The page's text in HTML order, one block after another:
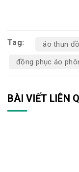
Tag: áo thun
đồng phục áo
BÀI VIẾT LIÊN